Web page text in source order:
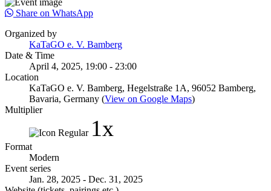
Share on WhatsApp
Organized by
KaTaGO e. V. Bamberg
Date & Time
April 4, 2025, 19:00 - 23:00
Location
KaTaGO e. V. Bamberg, Hegelstraße 1A, 96052 Bamberg,
Bavaria, Germany (View on Google Maps)
Multiplier
1x
Format
Modern
Event series
Jan. 28, 2025 - Dec. 31, 2025